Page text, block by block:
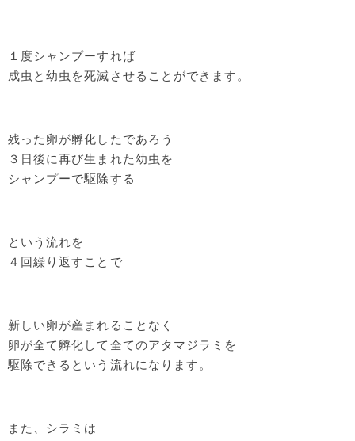
１度シャンプーすれば
成虫と幼虫を死滅させることができます。
残った卵が孵化したであろう
３日後に再び生まれた幼虫を
シャンプーで駆除する
という流れを
４回繰り返すことで
新しい卵が産まれることなく
卵が全て孵化して全てのアタマジラミを
駆除できるという流れになります。
また、シラミは